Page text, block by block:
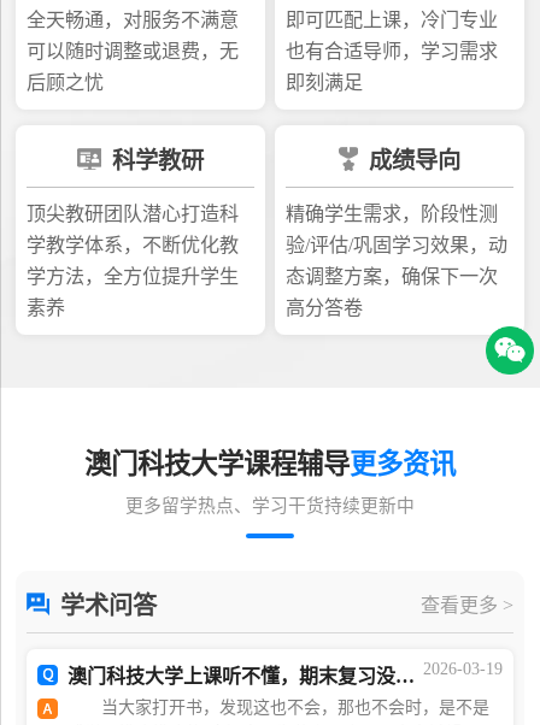
全天畅通，对服务不满意
可以随时调整或退费，无
后顾之忧
即可匹配上课，冷门专业
也有合适导师，学习需求
即刻满足
科学教研
顶尖教研团队潜心打造科
学教学体系，不断优化教
学方法，全方位提升学生
素养
成绩导向
精确学生需求，阶段性测
验/评估/巩固学习效果，动
态调整方案，确保下一次
高分答卷
澳门科技大学课程辅导更多资讯
更多留学热点、学习干货持续更新中
学术问答 查看更多 >
2026-03-19
澳门科技大学上课听不懂，期末复习没重点怎么办？
当大家打开书，发现这也不会，那也不会时，是不是